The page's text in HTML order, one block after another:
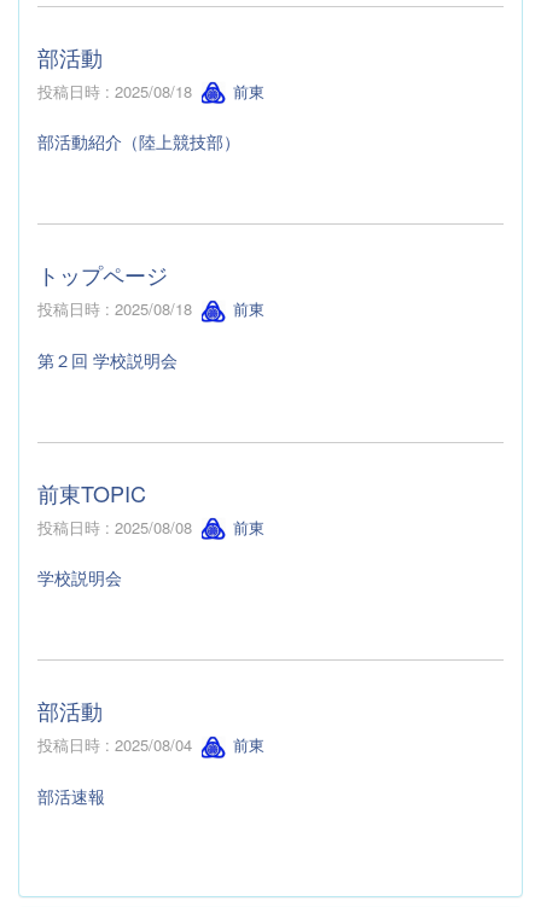
部活動
投稿日時 : 2025/08/18 前東
部活動紹介（陸上競技部）
トップページ
投稿日時 : 2025/08/18 前東
第２回 学校説明会
前東TOPIC
投稿日時 : 2025/08/08 前東
学校説明会
部活動
投稿日時 : 2025/08/04 前東
部活速報